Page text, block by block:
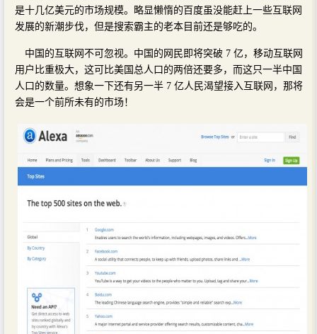
是十几亿美元的市场规模。略显懒惰的百度虽没能赶上一些互联网
发展的新潮步伐，但是搜索霸主的老本目前还是够吃的。
中国的互联网不可忽视。中国的网民即将突破 7 亿，移动互联网
用户比重极大，这可比美国总人口的两倍还要多，而这只一半中国
人口的数量。想象一下还有另一半 7 亿人民渴望接入互联网，那将
会是一个前所未有的市场！